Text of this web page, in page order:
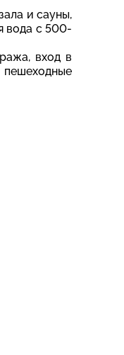
и сауны,
вода с 500-
вход в